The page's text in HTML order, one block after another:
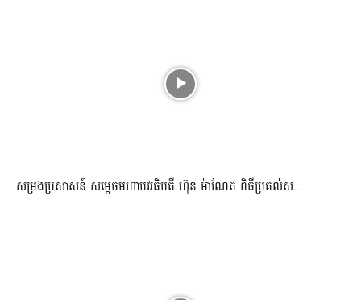
សម្រងប្រសាសន៍ សម្ដេចមហាបវរធិបតី ហ៊ុន ម៉ាណែត ពិធីប្រគល់ស...